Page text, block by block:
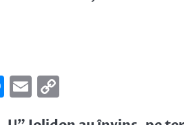
Messenger
Email